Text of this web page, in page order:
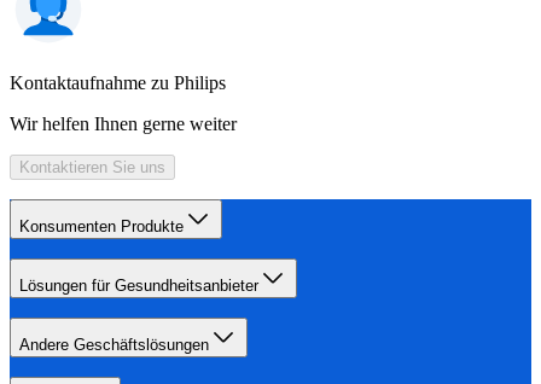
Kontaktaufnahme zu Philips
Wir helfen Ihnen gerne weiter
Kontaktieren Sie uns
Konsumenten Produkte
Lösungen für Gesundheitsanbieter
Andere Geschäftslösungen